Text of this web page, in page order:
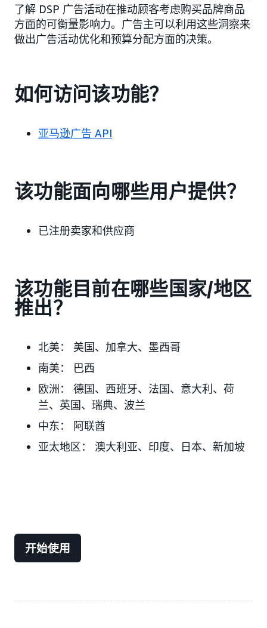
了解 DSP 广告活动在推动顾客考虑购买品牌商品
方面的可衡量影响力。广告主可以利用这些洞察来
做出广告活动优化和预算分配方面的决策。
如何访问该功能？
亚马逊广告 API
该功能面向哪些用户提供？
已注册卖家和供应商
该功能目前在哪些国家/地区
推出？
北美： 美国、加拿大、墨西哥
南美：
巴西
欧洲：
德国、西班牙、法国、意大利、荷
兰、英国、瑞典、 波兰
中东：
阿联酋
亚太地区：
澳大利亚、印度、日本、新加坡
开始使用